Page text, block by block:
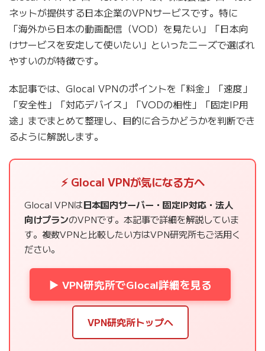
ネットが提供する日本企業のVPNサービスです。特に
「海外から日本の動画配信（VOD）を見たい」「日本向
けサービスを安定して使いたい」といったニーズで選ばれ
やすいのが特徴です。
本記事では、Glocal VPNのポイントを「料金」「速度」
「安全性」「対応デバイス」「VODの相性」「固定IP用
途」までまとめて整理し、目的に合うかどうかを判断でき
るように解説します。
⚡ Glocal VPNが気になる方へ
Glocal VPNは日本国内サーバー・固定IP対応・法人
向けプランのVPNです。本記事で詳細を解説していま
す。複数VPNと比較したい方はVPN研究所もご活用く
ださい。
▶ VPN研究所でGlocal詳細を見る
VPN研究所トップへ